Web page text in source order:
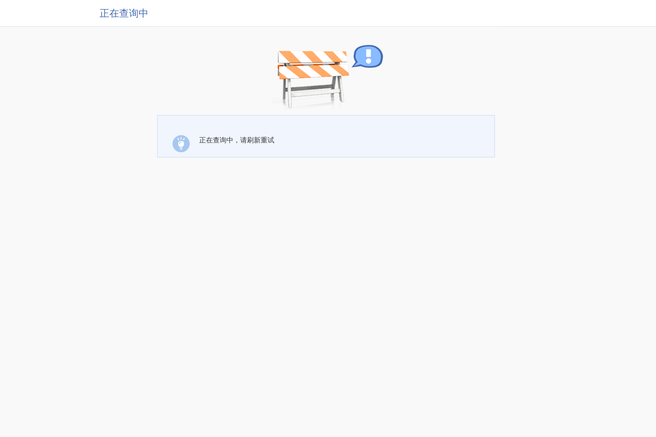
正在查询中
正在查询中，请刷新重试